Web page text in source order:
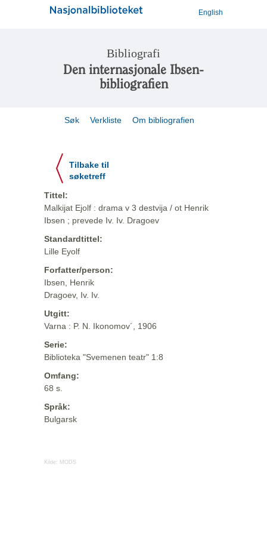
English
Bibliografi
Den internasjonale Ibsen-
bibliografien
Søk Verkliste Om bibliografien
Tilbake til
søketreff
Tittel:
Malkijat Ejolf : drama v 3 destvija / ot Henrik
Ibsen ; prevede Iv. Iv. Dragoev
Standardtittel:
Lille Eyolf
Forfatter/person:
Ibsen, Henrik
Dragoev, Iv. Iv.
Utgitt:
Varna : P. N. Ikonomov´, 1906
Serie:
Biblioteka "Svemenen teatr" 1:8
Omfang:
68 s.
Språk:
Bulgarsk
Kilde: MODS